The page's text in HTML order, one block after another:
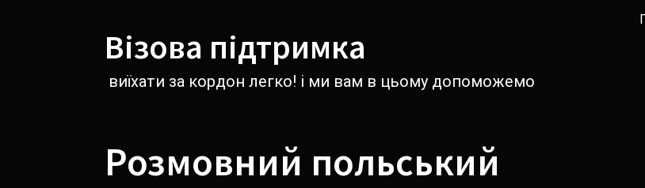
Візова підтримка
виїхати за кордон легко! і ми вам в цьому допоможемо
Розмовний польський